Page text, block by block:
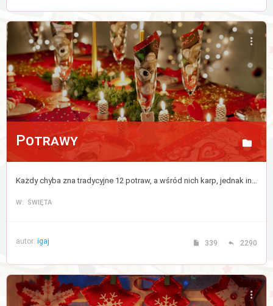
Potrawy
Każdy chyba zna tradycyjne 12 potraw, a wśród nich karp, jednak inne potrawy różnią się w różnych domach. Tutaj śmiało możesz wymienić się przepisami na swój wymarzony zestaw 12 dań.
W: ŚWIĘTA
autor: igaj 339 2290